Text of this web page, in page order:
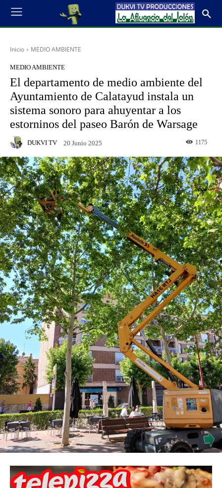
Inicio MEDIO AMBIENTE
MEDIO AMBIENTE
El departamento de medio ambiente del
Ayuntamiento de Calatayud instala un
sistema sonoro para ahuyentar a los
estorninos del paseo Barón de Warsage
DUKVI TV 20 Junio 2025 1175